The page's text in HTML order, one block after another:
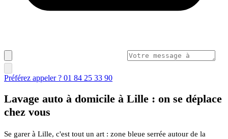
Préférez appeler ? 01 84 25 33 90
Lavage auto à domicile à Lille : on se déplace
chez vous
Se garer à Lille, c'est tout un art : zone bleue serrée autour de la